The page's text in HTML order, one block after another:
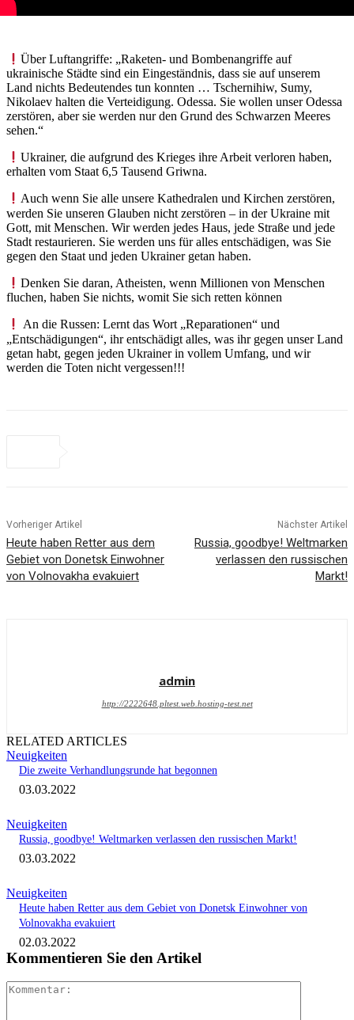
Über Luftangriffe: „Raketen- und Bombenangriffe auf
ukrainische Städte sind ein Eingeständnis, dass sie auf unserem
Land nichts Bedeutendes tun konnten … Tschernihiw, Sumy,
Nikolaev halten die Verteidigung. Odessa. Sie wollen unser Odessa
zerstören, aber sie werden nur den Grund des Schwarzen Meeres
sehen.“
Ukrainer, die aufgrund des Krieges ihre Arbeit verloren haben,
erhalten vom Staat 6,5 Tausend Griwna.
Auch wenn Sie alle unsere Kathedralen und Kirchen zerstören,
werden Sie unseren Glauben nicht zerstören – in der Ukraine mit
Gott, mit Menschen. Wir werden jedes Haus, jede Straße und jede
Stadt restaurieren. Sie werden uns für alles entschädigen, was Sie
gegen den Staat und jeden Ukrainer getan haben.
Denken Sie daran, Atheisten, wenn Millionen von Menschen
fluchen, haben Sie nichts, womit Sie sich retten können
An die Russen: Lernt das Wort „Reparationen“ und
„Entschädigungen“, ihr entschädigt alles, was ihr gegen unser Land
getan habt, gegen jeden Ukrainer in vollem Umfang, und wir
werden die Toten nicht vergessen!!!
Vorheriger Artikel
Heute haben Retter aus dem
Gebiet von Donetsk Einwohner
von Volnovakha evakuiert
Nächster Artikel
Russia, goodbye! Weltmarken
verlassen den russischen
Markt!
admin
http://2222648.pltest.web.hosting-test.net
RELATED ARTICLES
Neuigkeiten
Die zweite Verhandlungsrunde hat begonnen
03.03.2022
Neuigkeiten
Russia, goodbye! Weltmarken verlassen den russischen Markt!
03.03.2022
Neuigkeiten
Heute haben Retter aus dem Gebiet von Donetsk Einwohner von
Volnovakha evakuiert
02.03.2022
Kommentieren Sie den Artikel